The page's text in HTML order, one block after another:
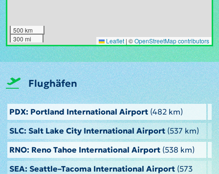
500 km
300 mi
Leaflet | ©OpenStreetMap contributors
Flughäfen
PDX: Portland International Airport (482 km)
SLC: Salt Lake City International Airport(537 km)
RNO: Reno Tahoe International Airport (538 km)
SEA: Seattle–Tacoma International Airport (573